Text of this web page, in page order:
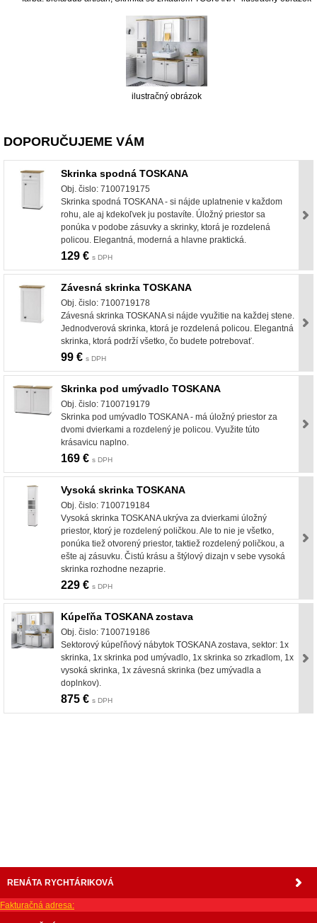
ilustračný obrázok
DOPORUČUJEME VÁM
Skrinka spodná TOSKANA
Obj. čislo: 7100719175
Skrinka spodná TOSKANA - si nájde uplatnenie v každom
rohu, ale aj kdekoľvek ju postavíte. Úložný priestor sa
ponúka v podobe zásuvky a skrinky, ktorá je rozdelená
policou. Elegantná, moderná a hlavne praktická.
129 € s DPH
Závesná skrinka TOSKANA
Obj. čislo: 7100719178
Závesná skrinka TOSKANA si nájde využitie na každej stene.
Jednodverová skrinka, ktorá je rozdelená policou. Elegantná
skrinka, ktorá podrží všetko, čo budete potrebovať.
99 € s DPH
Skrinka pod umývadlo TOSKANA
Obj. čislo: 7100719179
Skrinka pod umývadlo TOSKANA - má úložný priestor za
dvomi dvierkami a rozdelený je policou. Využite túto
krásavicu naplno.
169 € s DPH
Vysoká skrinka TOSKANA
Obj. čislo: 7100719184
Vysoká skrinka TOSKANA ukrýva za dvierkami úložný
priestor, ktorý je rozdelený poličkou. Ale to nie je všetko,
ponúka tiež otvorený priestor, taktiež rozdelený poličkou, a
ešte aj zásuvku. Čistú krásu a štýlový dizajn v sebe vysoká
skrinka rozhodne nezaprie.
229 € s DPH
Kúpeľňa TOSKANA zostava
Obj. čislo: 7100719186
Sektorový kúpeľňový nábytok TOSKANA zostava, sektor: 1x
skrinka, 1x skrinka pod umývadlo, 1x skrinka so zrkadlom, 1x
vysoká skrinka, 1x závesná skrinka (bez umývadla a
doplnkov).
875 € s DPH
RENÁTA RYCHTÁRIKOVÁ
Fakturačná adresa: